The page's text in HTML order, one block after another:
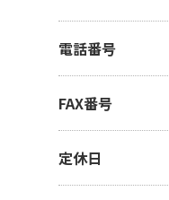
電話番号
FAX番号
定休日